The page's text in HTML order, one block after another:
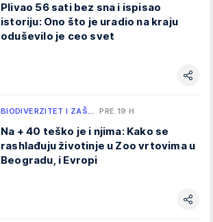
Plivao 56 sati bez sna i ispisao
istoriju: Ono što je uradio na kraju
oduševilo je ceo svet
BIODIVERZITET I ZAŠ… PRE 19 H
Na + 40 teško je i njima: Kako se
rashlađuju životinje u Zoo vrtovima u
Beogradu, i Evropi